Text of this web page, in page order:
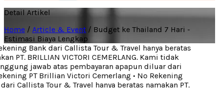
Detail Artikel
Home / Article & Event / Budget ke Thailand 7 Hari -
Estimasi Biaya Lengkap
Bank dari Callista Tour & Travel hanya beratas
PT. BRILLIAN VICTORI CEMERLANG. Kami tidak
jawab atas pembayaran apapun diluar dari
PT Brillian Victori Cemerlang• No Rekening
Callista Tour & Travel hanya beratas namakan PT.